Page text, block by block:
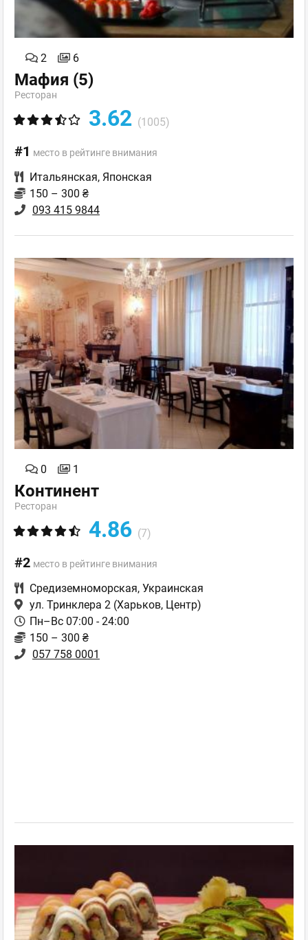
2 6
Мафия (5)
Ресторан
3.62 (1005)
#1 место в рейтинге внимания
Итальянская, Японская
150 – 300 ₴
093 415 9844
0 1
Континент
Ресторан
4.86 (7)
#2 место в рейтинге внимания
Средиземноморская, Украинская
ул. Тринклера 2 (Харьков, Центр)
Пн–Вс 07:00 - 24:00
150 – 300 ₴
057 758 0001